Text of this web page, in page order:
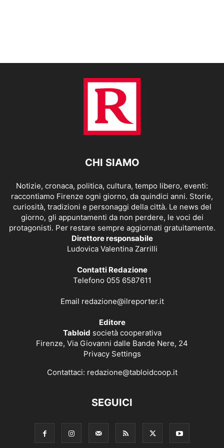
CHI SIAMO
Notizie, cronaca, politica, cultura, tempo libero, eventi:
raccontiamo Firenze ogni giorno, da quindici anni. Storie,
curiosità, tradizioni e personaggi della città. Le news del
giorno, gli appuntamenti da non perdere, le voci dei
protagonisti. Per restare sempre aggiornati gratuitamente.
Direttore responsabile
Ludovica Valentina Zarrilli
Contatti Redazione
Telefono 055 6587611
Email redazione@ilreporter.it
Editore
Tabloid società cooperativa
Firenze, Via Giovanni dalle Bande Nere, 24
Privacy Settings
Contattaci: redazione@tabloidcoop.it
SEGUICI